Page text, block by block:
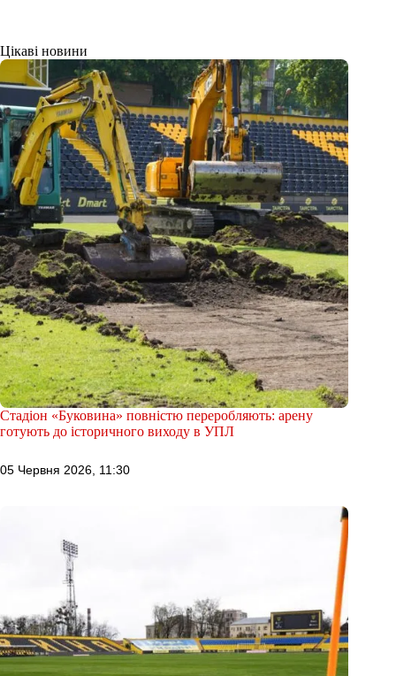
Цікаві новини
Стадіон «Буковина» повністю переробляють: арену
готують до історичного виходу в УПЛ
05 Червня 2026, 11:30